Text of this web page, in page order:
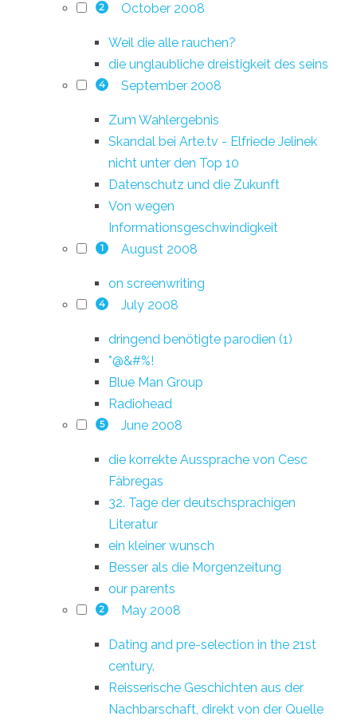
2 October 2008
Weil die alle rauchen?
die unglaubliche dreistigkeit des seins
4 September 2008
Zum Wahlergebnis
Skandal bei Arte.tv - Elfriede Jelinek
nicht unter den Top 10
Datenschutz und die Zukunft
Von wegen
Informationsgeschwindigkeit
1 August 2008
on screenwriting
4 July 2008
dringend benötigte parodien (1)
*@&#%!
Blue Man Group
Radiohead
5 June 2008
die korrekte Aussprache von Cesc
Fàbregas
32. Tage der deutschsprachigen
Literatur
ein kleiner wunsch
Besser als die Morgenzeitung
our parents
2 May 2008
Dating and pre-selection in the 21st
century.
Reisserische Geschichten aus der
Nachbarschaft, direkt von der Quelle